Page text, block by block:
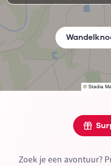
©Stadia
Zoek je een avontuur?